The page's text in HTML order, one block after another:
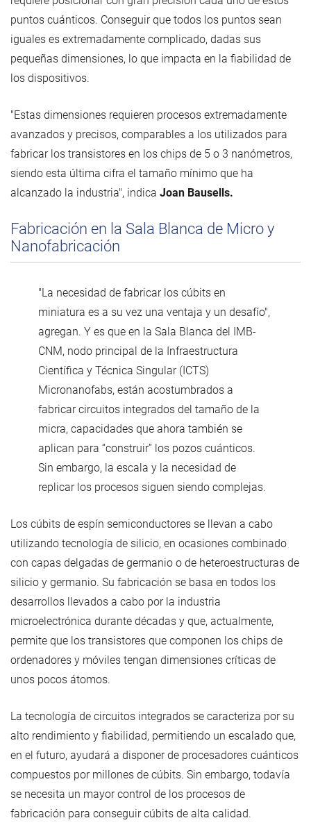
puntos cuánticos. Conseguir que todos los puntos sean
iguales es extremadamente complicado, dadas sus
pequeñas dimensiones, lo que impacta en la fiabilidad de
los dispositivos.
"Estas dimensiones requieren procesos extremadamente
avanzados y precisos, comparables a los utilizados para
fabricar los transistores en los chips de 5 o 3 nanómetros,
siendo esta última cifra el tamaño mínimo que ha
alcanzado la industria", indica Joan Bausells.
Fabricación en la Sala Blanca de Micro y
Nanofabricación
"La necesidad de fabricar los cúbits en
miniatura es a su vez una ventaja y un desafío",
agregan. Y es que en la Sala Blanca del IMB-
CNM, nodo principal de la Infraestructura
Científica y Técnica Singular (ICTS)
Micronanofabs, están acostumbrados a
fabricar circuitos integrados del tamaño de la
micra, capacidades que ahora también se
aplican para “construir” los pozos cuánticos.
Sin embargo, la escala y la necesidad de
replicar los procesos siguen siendo complejas.
Los cúbits de espín semiconductores se llevan a cabo
utilizando tecnología de silicio, en ocasiones combinado
con capas delgadas de germanio o de heteroestructuras de
silicio y germanio. Su fabricación se basa en todos los
desarrollos llevados a cabo por la industria
microelectrónica durante décadas y que, actualmente,
permite que los transistores que componen los chips de
ordenadores y móviles tengan dimensiones críticas de
unos pocos átomos.
La tecnología de circuitos integrados se caracteriza por su
alto rendimiento y fiabilidad, permitiendo un escalado que,
en el futuro, ayudará a disponer de procesadores cuánticos
compuestos por millones de cúbits. Sin embargo, todavía
se necesita un mayor control de los procesos de
fabricación para conseguir cúbits de alta calidad.